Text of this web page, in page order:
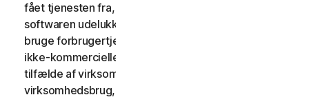
fået tjenesten fra, og til at køre en sådan kopi af
softwaren udelukkende med henblik på at tilgå og
bruge forbrugertjenesterne til din egen personlige
ikke-kommercielle brug i tjenestens løbetid, eller, i
tilfælde af virksomhedstjenester, til din interne
virksomhedsbrug, i tjenesteperioden.